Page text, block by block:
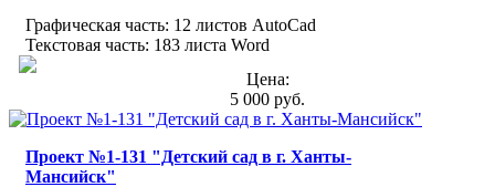
Графическая часть: 12 листов AutoCad
Текстовая часть: 183 листа Word
Цена:
5 000 руб.
Проект №1-131 "Детский сад в г. Ханты-
Мансийск"